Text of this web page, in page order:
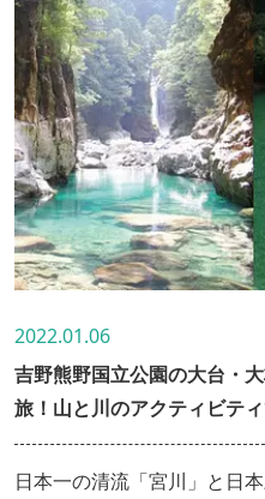
2022.01.06
吉野熊野国立公園の大台・
旅！山と川のアクティビテ
す♪
日本一の清流「宮川」と日